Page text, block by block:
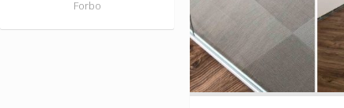
Forbo